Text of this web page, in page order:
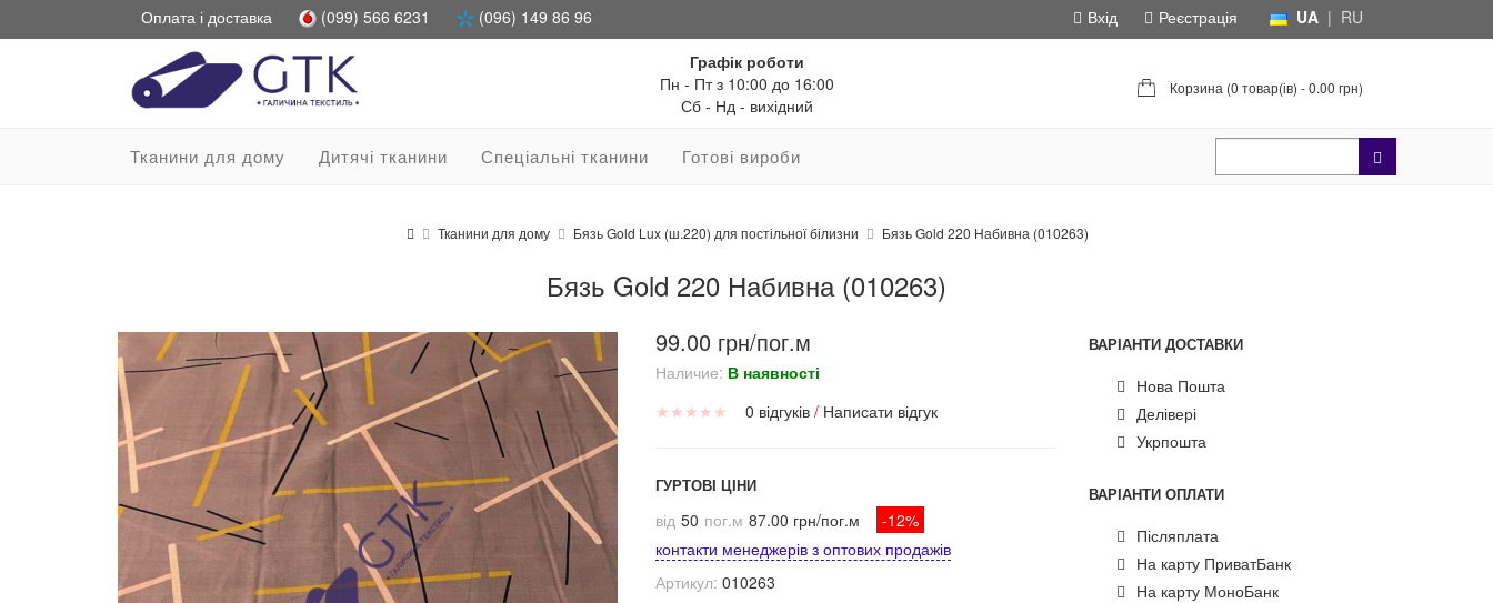
Оплата і доставка (099) 566 6231 (096) 149 86 96 UA | RU
Вхід
Реєстрація
Графік роботи
Пн - Пт з 10:00 до 16:00
Сб - Нд - вихідний
Корзина (0 товар(ів) - 0.00 грн)
Тканини для дому Дитячі тканини Спеціальні тканини Готові вироби
Тканини для дому Бязь Gold Lux (ш.220) для постільної білизни Бязь Gold 220 Набивна (010263)
Бязь Gold 220 Набивна (010263)
99.00 грн/пог.м
Наличие: В наявності
★ ★ ★ ★ ★ 0 відгуків/ Написати відгук
ГУРТОВІ ЦІНИ
від 50 пог.м 87.00 грн/пог.м
-12%
контакти менеджерів з оптових продажів
Артикул: 010263
ВАРІАНТИ ДОСТАВКИ
Нова Пошта
Делівері
Укрпошта
ВАРІАНТИ ОПЛАТИ
Післяплата
На карту ПриватБанк
На карту МоноБанк